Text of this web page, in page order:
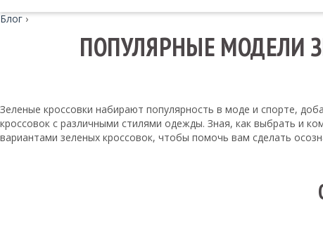
Блог ›
ПОПУЛЯРНЫЕ МОДЕЛИ
Зеленые кроссовки набирают популярность в моде и спорте,
кроссовок с различными стилями одежды. Зная, как выбрать и
вариантами зеленых кроссовок, чтобы помочь вам сделать